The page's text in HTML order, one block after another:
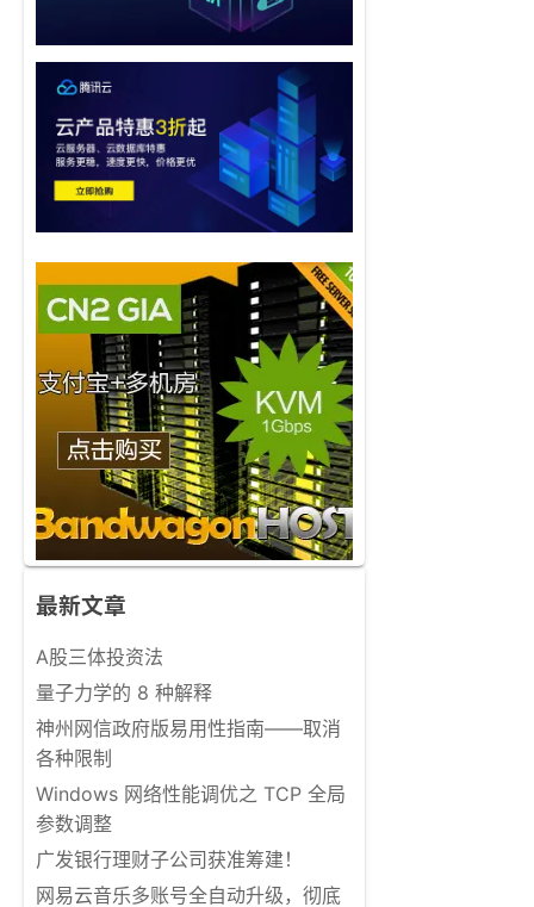
最新文章
A股三体投资法
量子力学的 8 种解释
神州网信政府版易用性指南——取消
各种限制
Windows 网络性能调优之 TCP 全局
参数调整
广发银行理财子公司获准筹建！
网易云音乐多账号全自动升级，彻底